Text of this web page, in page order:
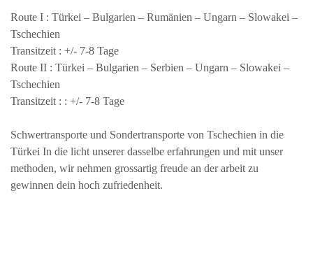
Route I : Türkei – Bulgarien – Rumänien – Ungarn – Slowakei –
Tschechien
Transitzeit : +/- 7-8 Tage
Route II : Türkei – Bulgarien – Serbien – Ungarn – Slowakei –
Tschechien
Transitzeit : : +/- 7-8 Tage
Schwertransporte und Sondertransporte von Tschechien in die
Türkei In die licht unserer dasselbe erfahrungen und mit unser
methoden, wir nehmen grossartig freude an der arbeit zu
gewinnen dein hoch zufriedenheit.